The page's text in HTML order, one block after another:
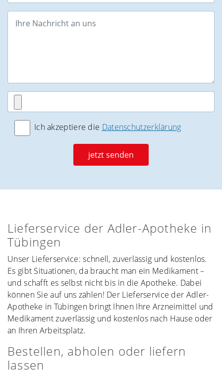
Ich akzeptiere die Datenschutzerklärung
jetzt senden
Lieferservice der Adler-Apotheke in
Tübingen
Unser Lieferservice: schnell, zuverlässig und kostenlos.
Es gibt Situationen, da braucht man ein Medikament –
und schafft es selbst nicht bis in die Apotheke. Dabei
können Sie auf uns zählen! Der Lieferservice der Adler-
Apotheke in Tübingen bringt Ihnen Ihre Arzneimittel und
Medikament zuverlässig und kostenlos nach Hause oder
an Ihren Arbeitsplatz.
Bestellen, abholen oder liefern
lassen